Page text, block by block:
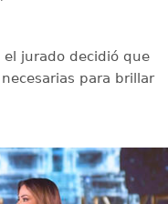
el jurado decidió que
para brillar